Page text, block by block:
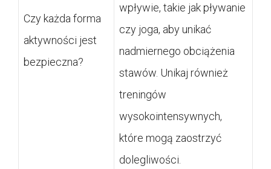
Czy każda forma
aktywności jest
bezpieczna?
wpływie, takie jak pływanie
czy joga, aby unikać
nadmiernego obciążenia
stawów. Unikaj również
treningów
wysokointensywnych,
które mogą zaostrzyć
dolegliwości.